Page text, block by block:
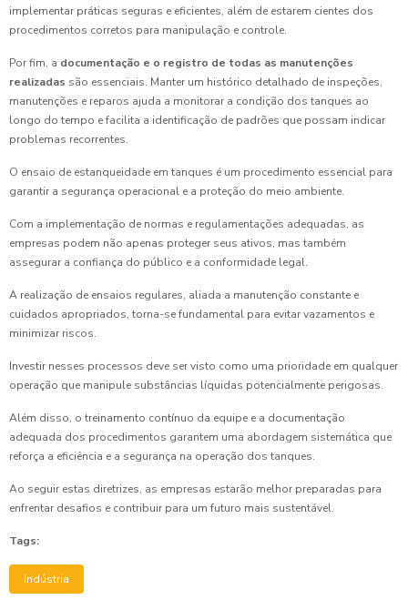
implementar práticas seguras e eficientes, além de estarem cientes dos
procedimentos corretos para manipulação e controle.
Por fim, a documentação e o registro de todas as manutenções
realizadas são essenciais. Manter um histórico detalhado de inspeções,
manutenções e reparos ajuda a monitorar a condição dos tanques ao
longo do tempo e facilita a identificação de padrões que possam indicar
problemas recorrentes.
O ensaio de estanqueidade em tanques é um procedimento essencial para
garantir a segurança operacional e a proteção do meio ambiente.
Com a implementação de normas e regulamentações adequadas, as
empresas podem não apenas proteger seus ativos, mas também
assegurar a confiança do público e a conformidade legal.
A realização de ensaios regulares, aliada a manutenção constante e
cuidados apropriados, torna-se fundamental para evitar vazamentos e
minimizar riscos.
Investir nesses processos deve ser visto como uma prioridade em qualquer
operação que manipule substâncias líquidas potencialmente perigosas.
Além disso, o treinamento contínuo da equipe e a documentação
adequada dos procedimentos garantem uma abordagem sistemática que
reforça a eficiência e a segurança na operação dos tanques.
Ao seguir estas diretrizes, as empresas estarão melhor preparadas para
enfrentar desafios e contribuir para um futuro mais sustentável.
Tags:
Indústria